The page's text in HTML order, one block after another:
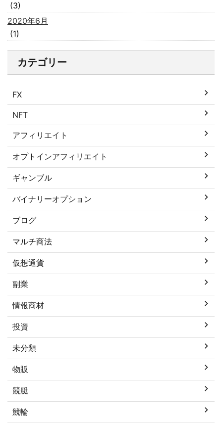
(3)
2020年6月
(1)
カテゴリー
FX
NFT
アフィリエイト
オプトインアフィリエイト
ギャンブル
バイナリーオプション
ブログ
マルチ商法
仮想通貨
副業
情報商材
投資
未分類
物販
競艇
競輪